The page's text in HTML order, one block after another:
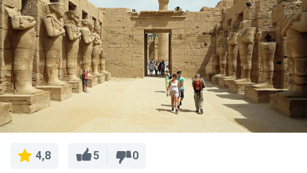
4,8 5 0